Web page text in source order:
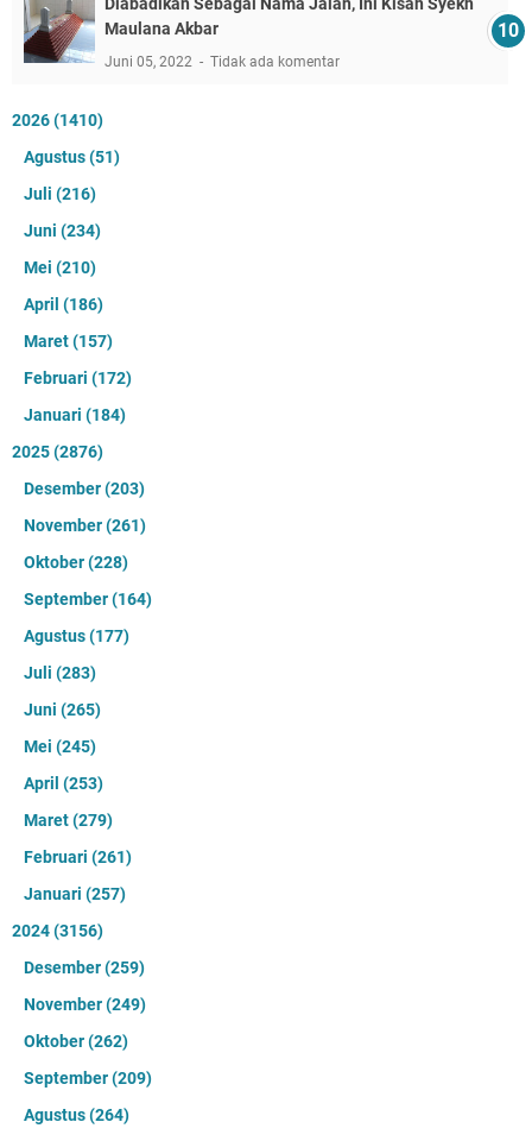
Diabadikan Sebagai Nama Jalan, Ini Kisah Syekh
Maulana Akbar
Juni 05, 2022 Tidak ada komentar
2026(1410)
Agustus(51)
Juli (216)
Juni (234)
Mei (210)
April (186)
Maret(157)
Februari (172)
Januari (184)
2025(2876)
Desember(203)
November(261)
Oktober(228)
September(164)
Agustus(177)
Juli (283)
Juni (265)
Mei (245)
April (253)
Maret(279)
Februari (261)
Januari (257)
2024(3156)
Desember(259)
November(249)
Oktober(262)
September(209)
Agustus(264)